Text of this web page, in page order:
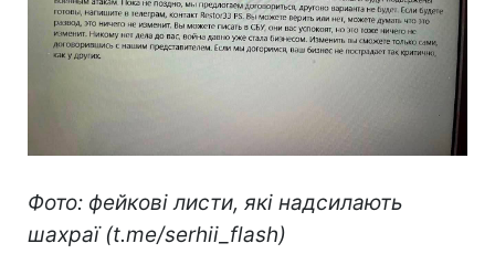
Фото: фейкові листи, які надсилають
шахраї (t.me/serhii_flash)